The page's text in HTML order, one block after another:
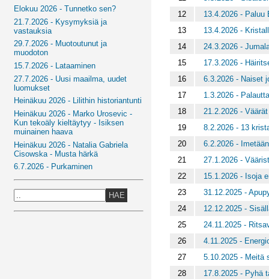
Elokuu 2026 - Tunnetko sen?
21.7.2026 - Kysymyksiä ja
vastauksia
29.7.2026 - Muotoutunut ja
muodoton
15.7.2026 - Lataaminen
27.7.2026 - Uusi maailma, uudet
luomukset
Heinäkuu 2026 - Lilithin historiantunti
Heinäkuu 2026 - Marko Urosevic -
Kun tekoäly kieltäytyy - Isiksen
muinainen haava
Heinäkuu 2026 - Natalia Gabriela
Cisowska - Musta härkä
6.7.2026 - Purkaminen
HAE
12
13.4.2026 - Paluu
13
13.4.2026 -
14
24.3.2026 -
15
17.3.2026 -
16
6.3.2026 - Naiset
17
1.3.2026 -
18
21.2.2026 -
19
8.2.2026 - 13
20
6.2.2026 -
21
27.1.2026 -
22
15.1.2026 - Isoja
23
31.12.2025 -
24
12.12.2025 -
25
24.11.2025 -
26
4.11.2025 -
27
5.10.2025 - Meitä
28
17.8.2025 - Pyhä